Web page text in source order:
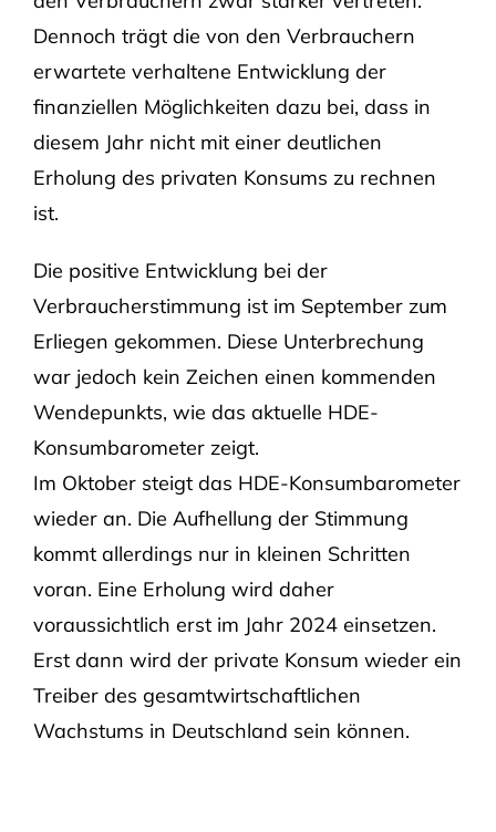
Dennoch trägt die von den Verbrauchern
erwartete verhaltene Entwicklung der
finanziellen Möglichkeiten dazu bei, dass in
diesem Jahr nicht mit einer deutlichen
Erholung des privaten Konsums zu rechnen
ist.
Die positive Entwicklung bei der
Verbraucherstimmung ist im September zum
Erliegen gekommen. Diese Unterbrechung
war jedoch kein Zeichen einen kommenden
Wendepunkts, wie das aktuelle HDE-
Konsumbarometer zeigt.
Im Oktober steigt das HDE-Konsumbarometer
wieder an. Die Aufhellung der Stimmung
kommt allerdings nur in kleinen Schritten
voran. Eine Erholung wird daher
voraussichtlich erst im Jahr 2024 einsetzen.
Erst dann wird der private Konsum wieder ein
Treiber des gesamtwirtschaftlichen
Wachstums in Deutschland sein können.